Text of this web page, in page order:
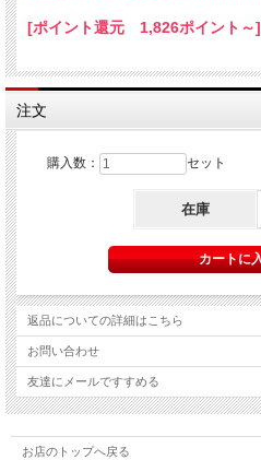
[ポイント還元 1,826ポイント～]
注文
購入数： セット
在庫
返品についての詳細はこちら
お問い合わせ
友達にメールですすめる
お店のトップへ戻る